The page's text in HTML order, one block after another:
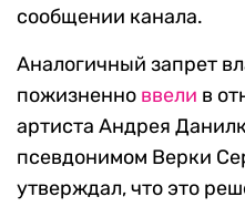
сообщении канала.
Аналогичный запрет
пожизненно ввели в
артиста Андрея
псевдонимом Верки
утверждал, что это